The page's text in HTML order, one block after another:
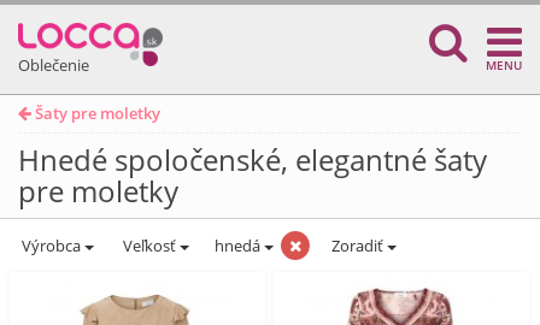
Oblečenie MENU
Šaty pre moletky
Hnedé spoločenské, elegantné šaty
pre moletky
Výrobca Veľkosť hnedá Zoradiť